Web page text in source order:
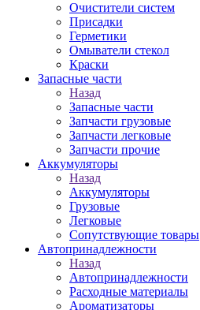
Очистители систем
Присадки
Герметики
Омыватели стекол
Краски
Запасные части
Назад
Запасные части
Запчасти грузовые
Запчасти легковые
Запчасти прочие
Аккумуляторы
Назад
Аккумуляторы
Грузовые
Легковые
Сопутствующие товары
Автопринадлежности
Назад
Автопринадлежности
Расходные материалы
Ароматизаторы